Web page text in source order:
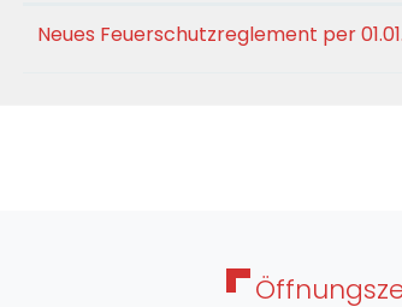
Neues Feuerschutzreglement per